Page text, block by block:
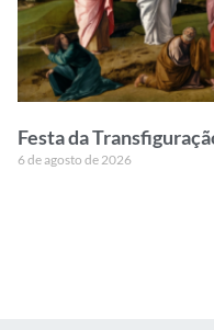
Festa da
6 de agosto de 2026